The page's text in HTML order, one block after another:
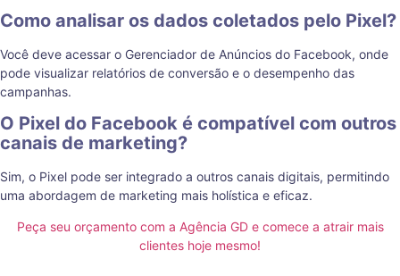
Como analisar os dados coletados pelo Pixel?
Você deve acessar o Gerenciador de Anúncios do Facebook, onde
pode visualizar relatórios de conversão e o desempenho das
campanhas.
O Pixel do Facebook é compatível com outros
canais de marketing?
Sim, o Pixel pode ser integrado a outros canais digitais, permitindo
uma abordagem de marketing mais holística e eficaz.
Peça seu orçamento com a Agência GD e comece a atrair mais
clientes hoje mesmo!